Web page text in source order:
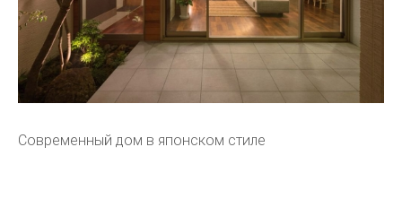
Современный дом в японском стиле